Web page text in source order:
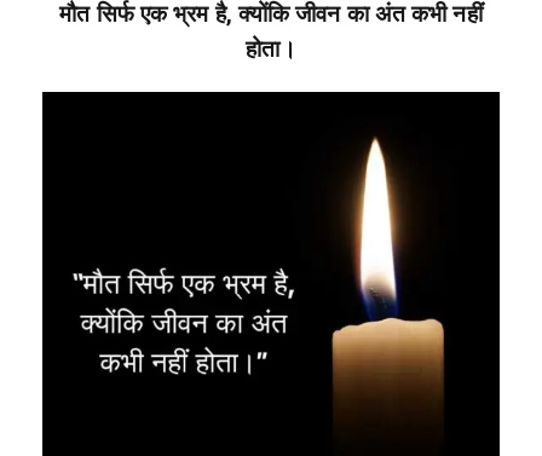
मौत सिर्फ एक भ्रम है, क्योंकि जीवन का अंत कभी नहीं
होता।